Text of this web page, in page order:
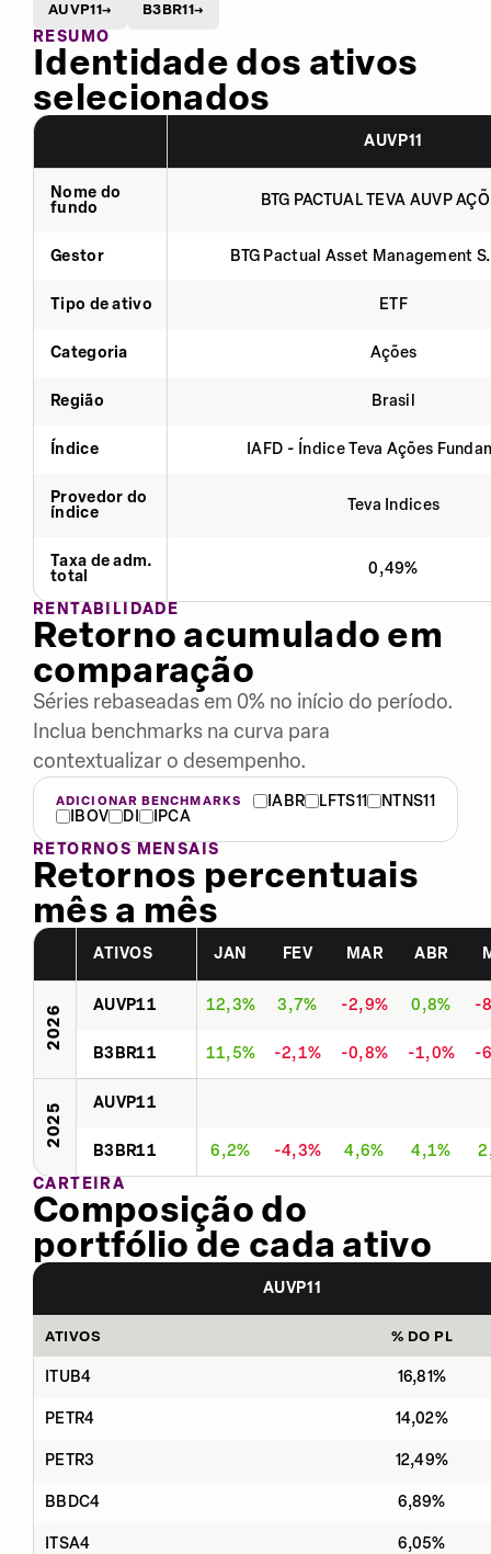
AUVP11→ B3BR11→
RESUMO
Identidade dos ativos
selecionados
AUVP11
Nome do
fundo
BTG PACTUAL TEVA AUVP
Gestor BTG Pactual Asset Management
Tipo de ativo ETF
Categoria Ações
Região Brasil
Índice IAFD - Índice Teva Ações
Provedor do
índice
Teva Indices
Taxa de adm.
total
0,49%
RENTABILIDADE
Retorno acumulado em
comparação
Séries rebaseadas em 0% no início do período.
Inclua benchmarks na curva para
contextualizar o desempenho.
ADICIONAR BENCHMARKS IABR LFTS11
NTNS11
IBOV
DI
IPCA
RETORNOS MENSAIS
Retornos percentuais
mês a mês
ATIVOS JAN FEV MAR ABR
2026 AUVP11 12,3% 3,7% -2,9% 0,8% -
B3BR11 11,5% -2,1% -0,8% -1,0% -
2025 AUVP11
B3BR11 6,2% -4,3% 4,6% 4,1%
CARTEIRA
Composição do
portfólio de cada ativo
AUVP11
ATIVOS % DO PL
ITUB4 16,81%
PETR4 14,02%
PETR3 12,49%
BBDC4 6,89%
ITSA4 6,05%